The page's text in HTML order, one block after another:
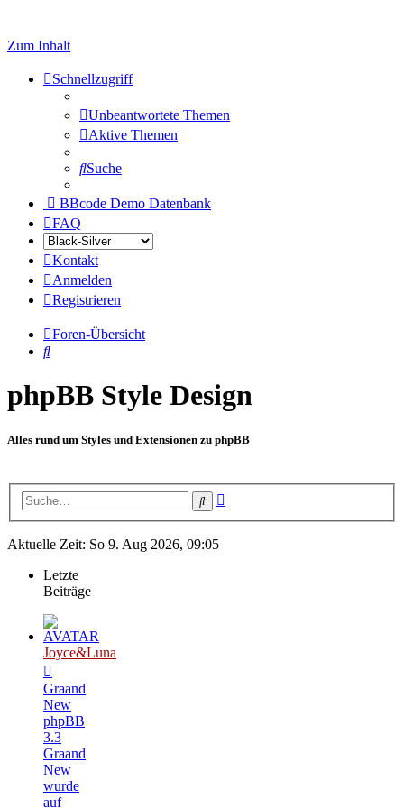
Zum Inhalt
Schnellzugriff
Unbeantwortete Themen
Aktive Themen
Suche
BBcode Demo Datenbank
FAQ
Kontakt
Anmelden
Registrieren
Foren-Übersicht
Suche
phpBB Style Design
Alles rund um Styles und Extensionen zu phpBB
Suche
Aktuelle Zeit: So 9. Aug 2026, 09:05
Letzte
Beiträge
Joyce&Luna
Graand
New
phpBB
3.3
Graand
New
wurde
auf